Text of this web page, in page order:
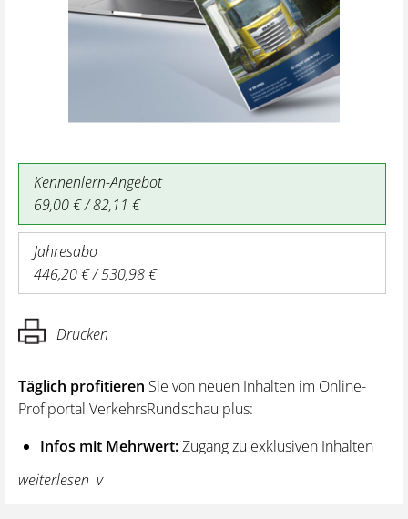
Kennenlern-Angebot
69,00 € / 82,11 €
Jahresabo
446,20 € / 530,98 €
Drucken
Täglich profitieren Sie von neuen Inhalten im Online-
Profiportal VerkehrsRundschau plus:
Infos mit Mehrwert:Zugang zu exklusiven Inhalten
und Hintergrundwissen – von aktuellen Regelungen
wie z. B. bei den Lenk- und Ruhezeiten,
weiterlesen